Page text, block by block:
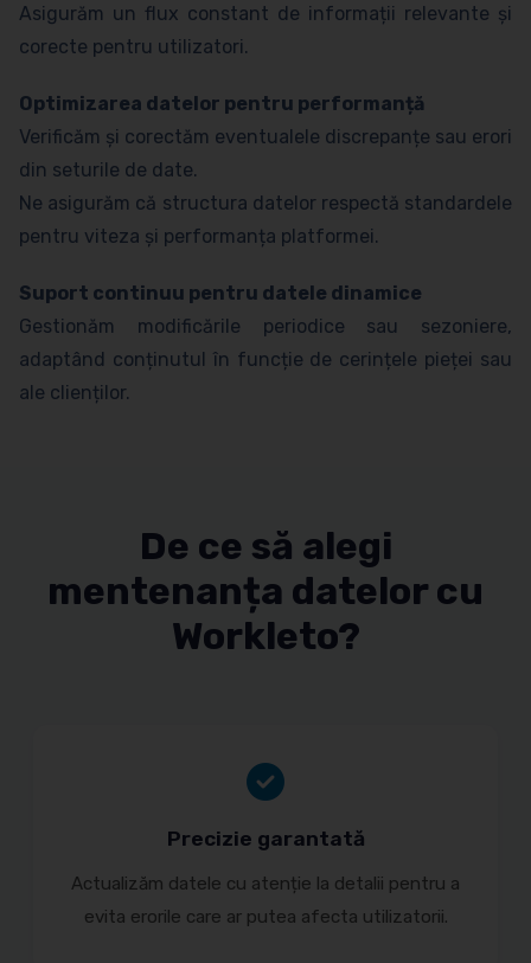
Asigurăm un flux constant de informații relevante și
corecte pentru utilizatori.
Optimizarea datelor pentru performanță
Verificăm și corectăm eventualele discrepanțe sau erori
din seturile de date.
Ne asigurăm că structura datelor respectă standardele
pentru viteza și performanța platformei.
Suport continuu pentru datele dinamice
Gestionăm modificările periodice sau sezoniere,
adaptând conținutul în funcție de cerințele pieței sau
ale clienților.
De ce să alegi
mentenanța datelor cu
Workleto?
Precizie garantată
Actualizăm datele cu atenție la detalii pentru a
evita erorile care ar putea afecta utilizatorii.